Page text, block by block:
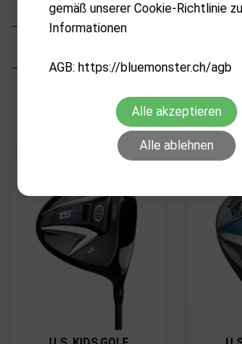
gemäß unserer Cookie-Richtlinie
Informationen
AGB: https://bluemonster.ch/agb
Alle akzeptieren
Alle ablehnen